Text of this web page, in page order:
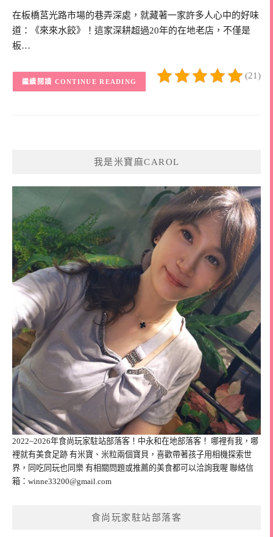
在板橋莒光路市場的巷弄深處，就藏著一家許多人心中的好味
道：《來來水餃》！這家深耕超過20年的在地老店，不僅是
板…
(21)
CONTINUE READING
我是米寶麻CAROL
2022~2026年食尚玩家駐站部落客！中永和在地部落客！ 哪裡有我，哪
裡就有美食足跡 有米寶、米粒兩個寶貝，喜歡帶著孩子用相機探索世
界，同吃同玩也同樂 有相關問題或推薦的美食都可以洽詢我喔 聯絡信
箱： winne33200@gmail.com
食尚玩家駐站部落客